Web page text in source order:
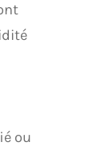
ou